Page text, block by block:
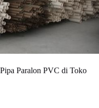
Paralon PVC di Toko